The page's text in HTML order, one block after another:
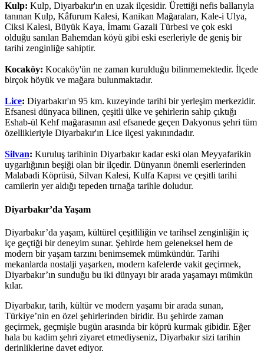
Kulp: Kulp, Diyarbakır'ın en uzak ilçesidir. Ürettiği nefis ballarıyla
tanınan Kulp, Kâfurum Kalesi, Kanikan Mağaraları, Kale-i Ulya,
Ciksi Kalesi, Büyük Kaya, İmamı Gazali Türbesi ve çok eski
olduğu sanılan Bahemdan köyü gibi eski eserleriyle de geniş bir
tarihi zenginliğe sahiptir.
Kocaköy: Kocaköy'ün ne zaman kurulduğu bilinmemektedir. İlçede
birçok höyük ve mağara bulunmaktadır.
Lice: Diyarbakır'ın 95 km. kuzeyinde tarihi bir yerleşim merkezidir.
Efsanesi dünyaca bilinen, çeşitli ülke ve şehirlerin sahip çıktığı
Eshab-ül Kehf mağarasının asıl efsanede geçen Dakyonus şehri tüm
özellikleriyle Diyarbakır'ın Lice ilçesi yakınındadır.
Silvan: Kuruluş tarihinin Diyarbakır kadar eski olan Meyyafarikin
uygarlığının beşiği olan bir ilçedir. Dünyanın önemli eserlerinden
Malabadi Köprüsü, Silvan Kalesi, Kulfa Kapısı ve çeşitli tarihi
camilerin yer aldığı tepeden tırnağa tarihle doludur.
Diyarbakır’da Yaşam
Diyarbakır’da yaşam, kültürel çeşitliliğin ve tarihsel zenginliğin iç
içe geçtiği bir deneyim sunar. Şehirde hem geleneksel hem de
modern bir yaşam tarzını benimsemek mümkündür. Tarihi
mekanlarda nostalji yaşarken, modern kafelerde vakit geçirmek,
Diyarbakır’ın sunduğu bu iki dünyayı bir arada yaşamayı mümkün
kılar.
Diyarbakır, tarih, kültür ve modern yaşamı bir arada sunan,
Türkiye’nin en özel şehirlerinden biridir. Bu şehirde zaman
geçirmek, geçmişle bugün arasında bir köprü kurmak gibidir. Eğer
hala bu kadim şehri ziyaret etmediyseniz, Diyarbakır sizi tarihin
derinliklerine davet ediyor.